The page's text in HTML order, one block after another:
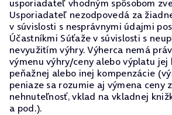
usporiadateľ vhodným spôsobom
Usporiadateľ nezodpovedá za
v súvislosti s nesprávnymi údajmi
Účastníkmi Súťaže v súvislosti s
nevyužitím výhry. Výherca nemá
výmenu výhry/ceny alebo výplatu
peňažnej alebo inej kompenzácie
peniaze sa rozumie aj výmena ceny
nehnuteľnosť, vklad na vkladnej
a pod.).